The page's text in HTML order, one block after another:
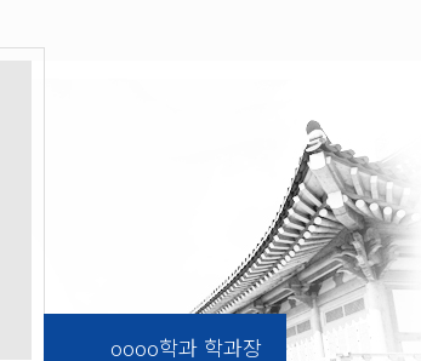
oooo학과 학과장